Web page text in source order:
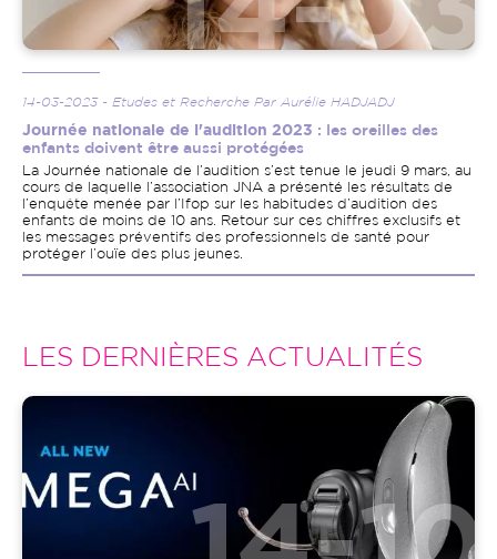
14-03-2023 - Etudes et Recherche Par Aurélie HADJADJ
Journée nationale de l'audition 2023 : les oreilles des
enfants doivent être aussi protégées
La Journée nationale de l’audition s’est tenue le jeudi 9 mars, au
cours de laquelle l’association JNA a présenté les résultats de
l’enquête menée par l’Ifop sur les habitudes d’audition des
enfants de moins de 10 ans. Retour sur ces chiffres exclusifs et
les messages préventifs des professionnels de santé pour
protéger l’ouïe des plus jeunes.
LES DERNIÈRES ACTUALITÉS
Image